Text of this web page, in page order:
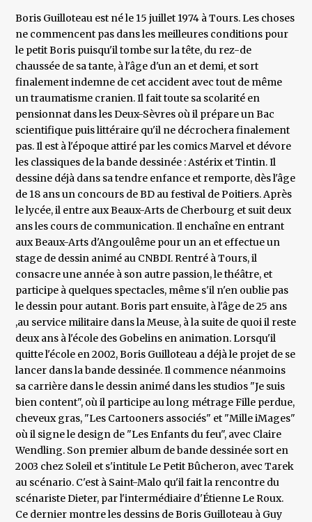
Boris Guilloteau est né le 15 juillet 1974 à Tours. Les choses
ne commencent pas dans les meilleures conditions pour
le petit Boris puisqu'il tombe sur la tête, du rez-de
chaussée de sa tante, à l'âge d'un an et demi, et sort
finalement indemne de cet accident avec tout de même
un traumatisme cranien. Il fait toute sa scolarité en
pensionnat dans les Deux-Sèvres où il prépare un Bac
scientifique puis littéraire qu'il ne décrochera finalement
pas. Il est à l'époque attiré par les comics Marvel et dévore
les classiques de la bande dessinée : Astérix et Tintin. Il
dessine déjà dans sa tendre enfance et remporte, dès l'âge
de 18 ans un concours de BD au festival de Poitiers. Après
le lycée, il entre aux Beaux-Arts de Cherbourg et suit deux
ans les cours de communication. Il enchaîne en entrant
aux Beaux-Arts d'Angoulême pour un an et effectue un
stage de dessin animé au CNBDI. Rentré à Tours, il
consacre une année à son autre passion, le théâtre, et
participe à quelques spectacles, même s'il n'en oublie pas
le dessin pour autant. Boris part ensuite, à l'âge de 25 ans
,au service militaire dans la Meuse, à la suite de quoi il reste
deux ans à l'école des Gobelins en animation. Lorsqu'il
quitte l'école en 2002, Boris Guilloteau a déjà le projet de se
lancer dans la bande dessinée. Il commence néanmoins
sa carrière dans le dessin animé dans les studios "Je suis
bien content", où il participe au long métrage Fille perdue,
cheveux gras, "Les Cartooners associés" et "Mille iMages"
où il signe le design de "Les Enfants du feu", avec Claire
Wendling. Son premier album de bande dessinée sort en
2003 chez Soleil et s'intitule Le Petit Bûcheron, avec Tarek
au scénario. C'est à Saint-Malo qu'il fait la rencontre du
scénariste Dieter, par l'intermédiaire d'Étienne Le Roux.
Ce dernier montre les dessins de Boris Guilloteau à Guy